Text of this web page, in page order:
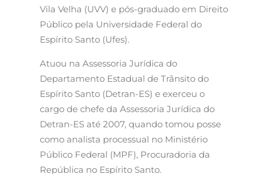
Vila Velha (UVV) e pós-graduado em Direito
Público pela Universidade Federal do
Espírito Santo (Ufes).
Atuou na Assessoria Jurídica do
Departamento Estadual de Trânsito do
Espírito Santo (Detran-ES) e exerceu o
cargo de chefe da Assessoria Jurídica do
Detran-ES até 2007, quando tomou posse
como analista processual no Ministério
Público Federal (MPF), Procuradoria da
República no Espírito Santo.